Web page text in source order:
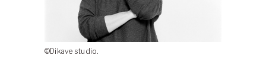
©Dikave studio.